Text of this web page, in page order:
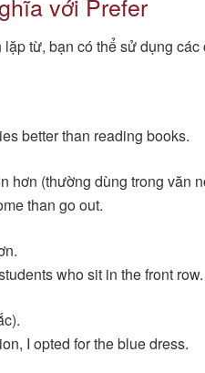
từ, bạn có thể sử dụng
better than reading books.
hơn (thường dùng trong văn
than go out.
who sit in the front row.
I opted for the blue dress.